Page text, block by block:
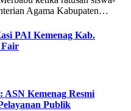
Agama Kabupaten…
PAI Kemenag Kab.
Fair
ASN Kemenag Resmi
Publik